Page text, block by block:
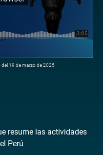
19 de marzo de 2025
resume las actividades
Perú